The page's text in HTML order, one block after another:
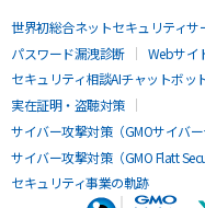
世界初総合ネットセキュリティサ
パスワード漏洩診断
Webサイ
セキュリティ相談AIチャットボッ
実在証明・盗聴対策
サイバー攻撃対策（GMOサイバ
サイバー攻撃対策（GMO Flatt
セキュリティ事業の軌跡